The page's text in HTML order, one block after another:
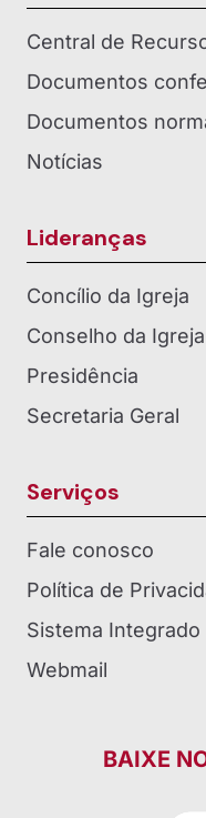
Central de
Documentos
Documentos
Notícias
Lideranças
Concílio da Igreja
Conselho da Igreja
Presidência
Secretaria Geral
Serviços
Fale conosco
Política de
Sistema Integrado
Webmail
BAIXE